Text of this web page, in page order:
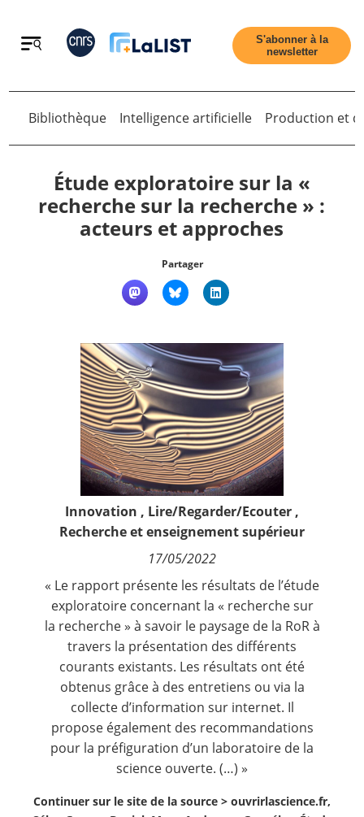
Retour
Nous suivre
S'abonner à la
newsletter
Retour
Bibliothèque Intelligence artificielle Production et
Étude exploratoire sur la «
recherche sur la recherche » :
acteurs et approches
Partager
Innovation , Lire/Regarder/Ecouter ,
Recherche et enseignement supérieur
17/05/2022
« Le rapport présente les résultats de l’étude
exploratoire concernant la « recherche sur
la recherche » à savoir le paysage de la RoR à
travers la présentation des différents
courants existants. Les résultats ont été
obtenus grâce à des entretiens ou via la
collecte d’information sur internet. Il
propose également des recommandations
pour la préfiguration d’un laboratoire de la
science ouverte. (…) »
Continuer sur le site de la source > ouvrirlascience.fr,